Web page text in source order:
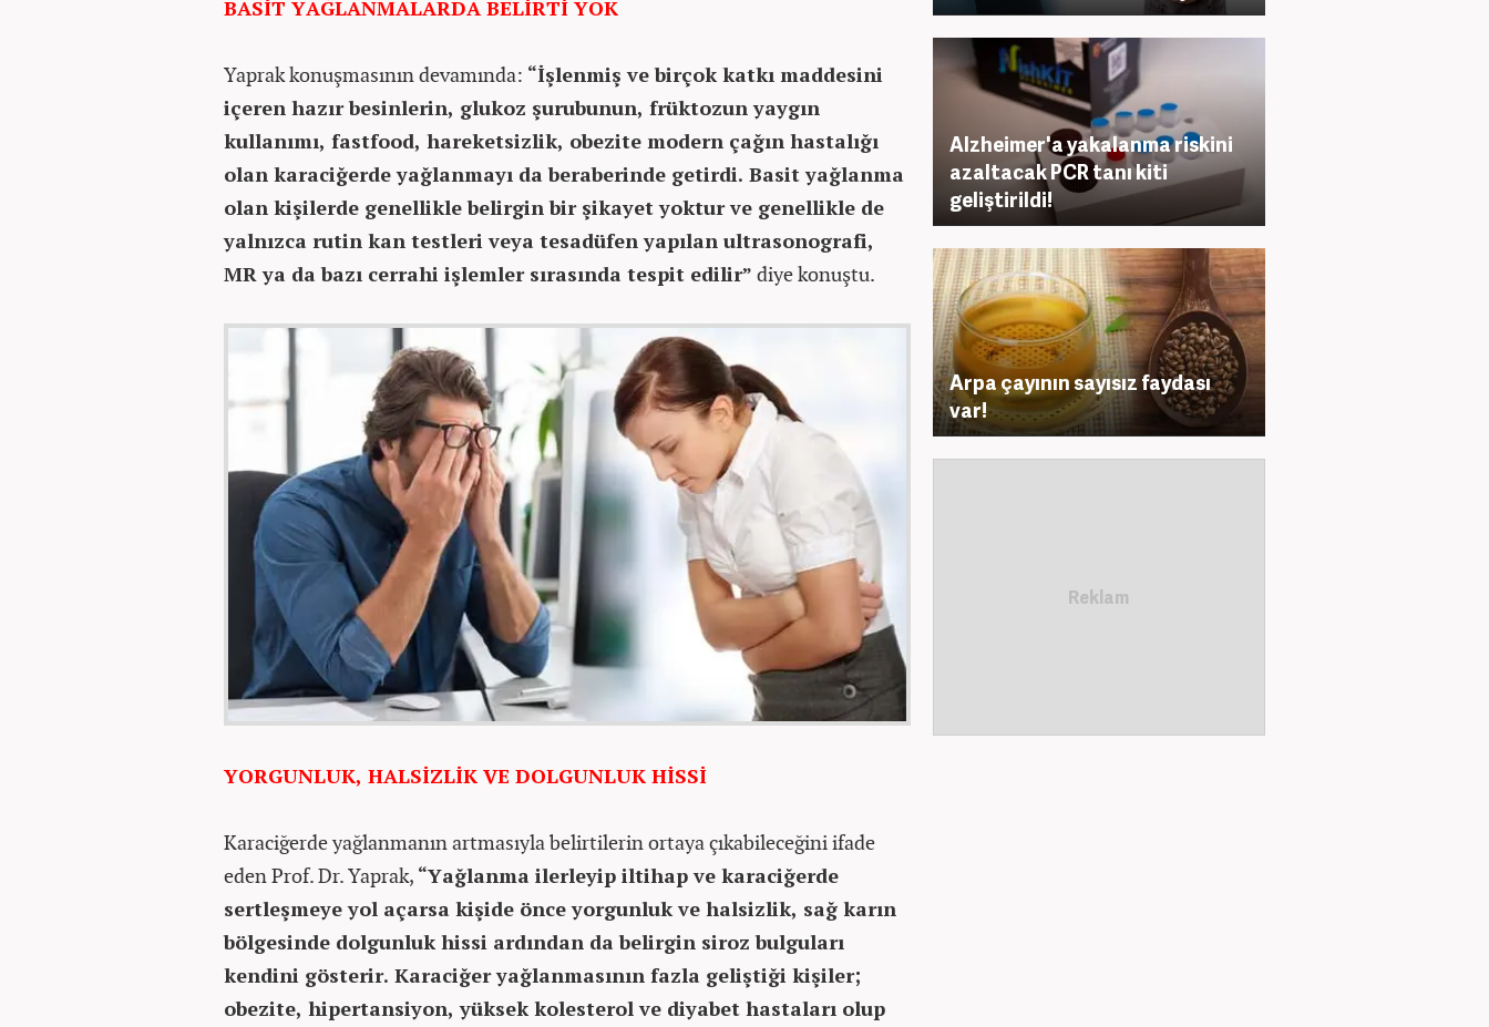
BASİT YAĞLANMALARDA BELİRTİ YOK
Yaprak konuşmasının devamında: “İşlenmiş ve birçok katkı maddesini
içeren hazır besinlerin, glukoz şurubunun, früktozun yaygın
kullanımı, fastfood, hareketsizlik, obezite modern çağın hastalığı
olan karaciğerde yağlanmayı da beraberinde getirdi. Basit yağlanma
olan kişilerde genellikle belirgin bir şikayet yoktur ve genellikle de
yalnızca rutin kan testleri veya tesadüfen yapılan ultrasonografi,
MR ya da bazı cerrahi işlemler sırasında tespit edilir” diye konuştu.
YORGUNLUK, HALSİZLİK VE DOLGUNLUK HİSSİ
Karaciğerde yağlanmanın artmasıyla belirtilerin ortaya çıkabileceğini ifade
eden Prof. Dr. Yaprak, “Yağlanma ilerleyip iltihap ve karaciğerde
sertleşmeye yol açarsa kişide önce yorgunluk ve halsizlik, sağ karın
bölgesinde dolgunluk hissi ardından da belirgin siroz bulguları
kendini gösterir. Karaciğer yağlanmasının fazla geliştiği kişiler;
obezite, hipertansiyon, yüksek kolesterol ve diyabet hastaları olup
Alzheimer'a yakalanma riskini
azaltacak PCR tanı kiti
geliştirildi!
Arpa çayının sayısız faydası
var!